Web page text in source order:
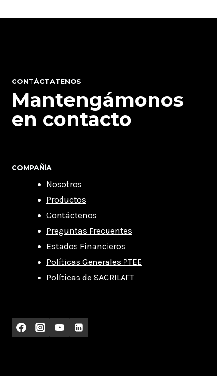
CONTÁCTATENOS
Mantengámonos
en contacto
COMPAÑÍA
Nosotros
Productos
Contáctenos
Preguntas Frecuentes
Estados Financieros
Políticas Generales PTEE
Políticas de SAGRILAFT